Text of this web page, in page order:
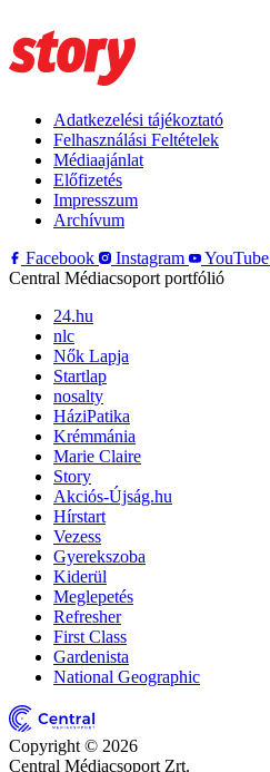
Adatkezelési tájékoztató
Felhasználási Feltételek
Médiaajánlat
Előfizetés
Impresszum
Archívum
Facebook
Instagram YouTube
Central Médiacsoport portfólió
24.hu
nlc
Nők Lapja
Startlap
nosalty
HáziPatika
Krémmánia
Marie Claire
Story
Akciós-Újság.hu
Hírstart
Vezess
Gyerekszoba
Kiderül
Meglepetés
Refresher
First Class
Gardenista
National Geographic
Copyright © 2026
Central Médiacsoport Zrt.